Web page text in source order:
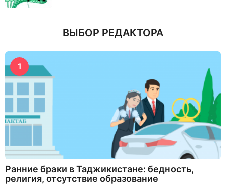
ВЫБОР РЕДАКТОРА
1
Ранние браки в Таджикистане: бедность,
религия, отсутствие образование